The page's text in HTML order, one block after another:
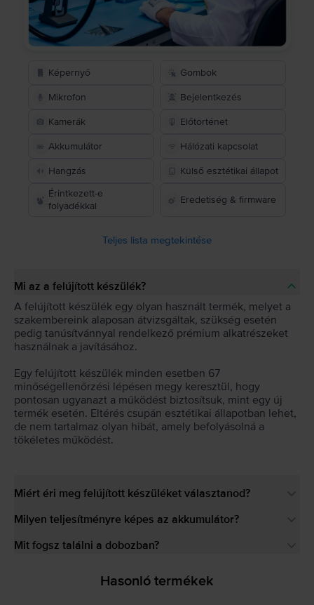
Képernyő Gombok
Mikrofon Bejelentkezés
Kamerák Előtörténet
Akkumulátor Hálózati kapcsolat
Hangzás
Külső esztétikai állapot
Érintkezett-e
folyadékkal
Eredetiség & firmware
Teljes lista megtekintése
Mi az a felújított készülék?
A felújított készülék egy olyan használt termék, melyet a
szakembereink alaposan átvizsgáltak, szükség esetén
pedig tanúsítvánnyal rendelkező prémium alkatrészeket
használnak a javításához.
Egy felújított készülék minden esetben 67
minőségellenőrzési lépésen megy keresztül, hogy
pontosan ugyanazt a működést biztosítsuk, mint egy új
termék esetén. Eltérés csupán esztétikai állapotban lehet,
de nem tartalmaz olyan hibát, amely befolyásolná a
tökéletes működést.
Miért éri meg felújított készüléket választanod?
Milyen teljesítményre képes az akkumulátor?
Mit fogsz találni a dobozban?
Hasonló termékek